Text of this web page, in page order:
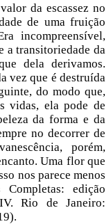
da escassez no
de uma fruição
incompreensível,
a transitoriedade da
dela derivamos.
vez que é destruída
do modo que,
vidas, ela pode de
da forma e da
no decorrer de
porém,
Uma flor que
nos parece menos
edição
Rio de Janeiro: